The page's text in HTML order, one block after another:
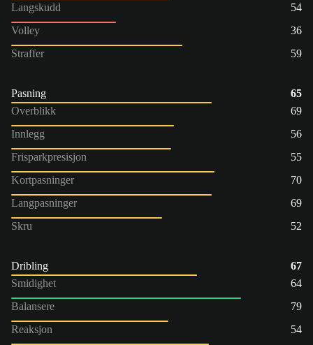
Langskudd
54
Volley
36
Straffer
59
Pasning
65
Overblikk
69
Innlegg
56
Frisparkpresisjon
55
Kortpasninger
70
Langpasninger
69
Skru
52
Dribling
67
Smidighet
64
Balansere
79
Reaksjon
54